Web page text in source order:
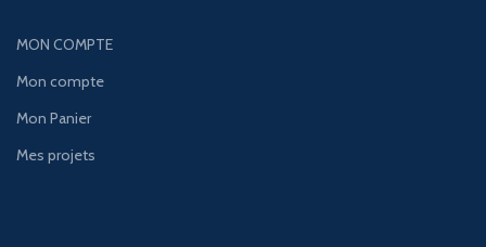
MON COMPTE
Mon compte
Mon Panier
Mes projets